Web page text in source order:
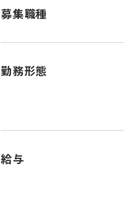
募集職種
勤務形態
給与